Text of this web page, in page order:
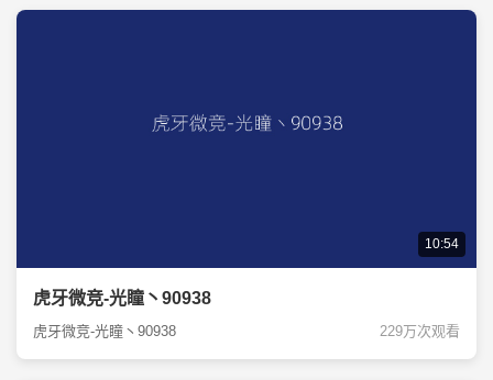
10:54
虎牙微竞-光瞳丶90938
虎牙微竞-光瞳丶90938 229万次观看